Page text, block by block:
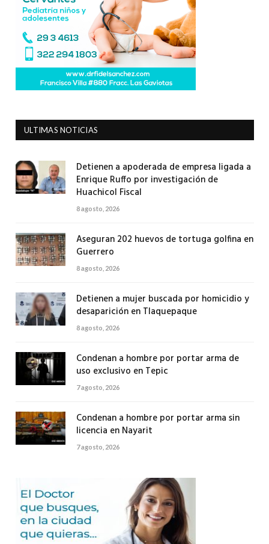
ULTIMAS NOTICIAS
Detienen a apoderada de empresa ligada a
Enrique Ruffo por investigación de
Huachicol Fiscal
8 agosto, 2026
Aseguran 202 huevos de tortuga golfina en
Guerrero
8 agosto, 2026
Detienen a mujer buscada por homicidio y
desaparición en Tlaquepaque
8 agosto, 2026
Condenan a hombre por portar arma de
uso exclusivo en Tepic
7 agosto, 2026
Condenan a hombre por portar arma sin
licencia en Nayarit
7 agosto, 2026